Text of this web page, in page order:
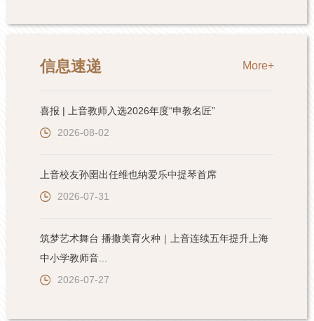
信息速递 More+
喜报 | 上音教师入选2026年度“申教名匠”
2026-08-02
上音校友孙圉出任维也纳爱乐中提琴首席
2026-07-31
筑梦艺术舞台 播撒美育火种｜上音连续五年提升上海
中小学教师音...
2026-07-27